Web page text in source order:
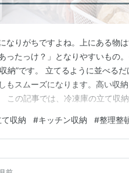
なりがちですよね。上にある物
ったっけ？」となりやすいもの
納”です。 立てるように並べる
もスムーズになります。高い収
この記事では、冷凍庫の立て収
いきます。がんばりすぎなくて大
の立て収納は「…
て収納 #キッチン収納 #整理整